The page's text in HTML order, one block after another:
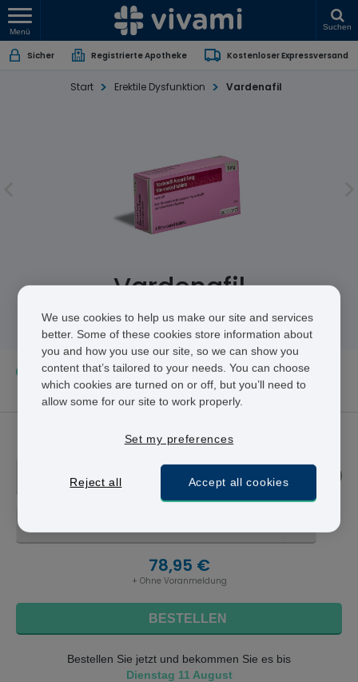
Menü
Suchen
Sicher Registrierte Apotheke Kostenloser Expressversand
Start Erektile Dysfunktion Vardenafil
Vardenafil
Vardenafil
Im Durchschnitt bestellen unsere Kunden alle2
Monate12 Tabletten.
Vardenafil
78,95 €
+ Ohne Voranmeldung
BESTELLEN
Bestellen Sie jetzt und bekommen Sie es bis
Dienstag 11 August
We use cookies to help us make our site and services
better. Some of these cookies store information about
you and how you use our site, so we can show you
content that’s tailored to your needs. You can choose
which cookies are turned on or off, but you’ll need to
allow some for our site to work properly.
Set my preferences
Reject all Accept all cookies